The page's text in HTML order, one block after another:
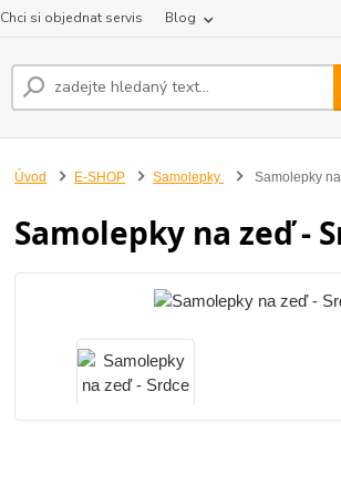
Chci si objednat servis Blog
Úvod E-SHOP Samolepky Samolepky
Samolepky na zeď -